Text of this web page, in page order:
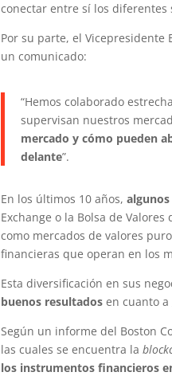
conectar entre sí los
Por su parte, el Vicepresidente
un comunicado:
“Hemos colaborado
supervisan nuestros
mercado y cómo pueden
delante”.
En los últimos 10 años,
Exchange o la Bolsa de Valores
como mercados de valores
financieras que operan en los
Esta diversificación en sus
buenos resultados en cuanto
Según un informe del Boston
las cuales se encuentra la
los instrumentos financieros